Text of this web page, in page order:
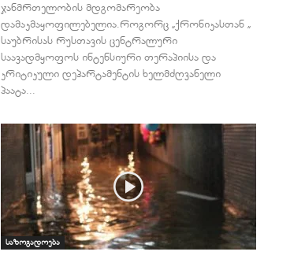
ჯანმრთელობის მდგომარეობა
დამაკმაყოფილებელია.როგორც „ქრონიკასთან „
საუბრისას რუსთავის ცენტრალური
საავადმყოფოს ინტენსიური თერაპიისა და
კრიტიკული დეპარტამენტის ხელმძღვანელი
პაატა...
საზოგადოება